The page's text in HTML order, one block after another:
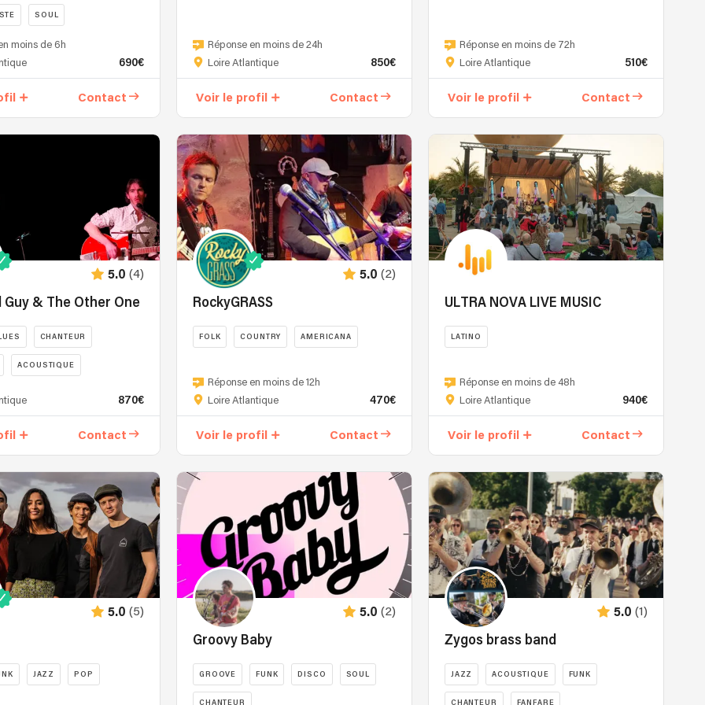
SOUL
moins de 6h
690€
Contact
ce
sont
deux
'attrapeurs
de
rêves'
musicaux
revisitant
une
pop-
folk
souriante.
Pour
votre
plus
grand
plaisir,
ils
pris
dans
un
Jain
Muse,
de
Queen
Portishead,
passant
par
Réponse en moins de 24h
Loire Atlantique
850€
Voir le profil Contact
crée
en
2021,
Quartier
Libre
interprète
standards
de
jazz
manouche
avec
passion
Les
deux
guitaristes,
Delacroix
et
tour
rythmique
et
soliste,
se
répondent
dans
un
dialogue
coloré
les
airs
Réponse en moins de 72h
Loire Atlantique
510€
Voir le profil Contact
5.0 (4)
Guy & The Other One
CHANTEUR
ACOUSTIQUE
870€
Contact
5.0 (2)
RockyGRASS
FOLK COUNTRY AMERICANA
de
trois
passionnés
des
et
harmonies
vocales.
Munis
d'une
solide
expérience,
sauront
entraîner
dans
Réponse en moins de 12h
Loire Atlantique
470€
Voir le profil Contact
ULTRA NOVA LIVE MUSIC
LATINO
Nova
trio
propose
un
qui
réunit
le
meilleur
des
styles
musicaux
hispaniques
cumbia,
bachata,
merengue,
Réponse en moins de 48h
Loire Atlantique
940€
Voir le profil Contact
5.0 (5)
JAZZ POP
5.0 (2)
Groovy Baby
GROOVE FUNK DISCO SOUL
CHANTEUR
5.0 (1)
Zygos brass band
JAZZ ACOUSTIQUE FUNK
CHANTEUR FANFARE